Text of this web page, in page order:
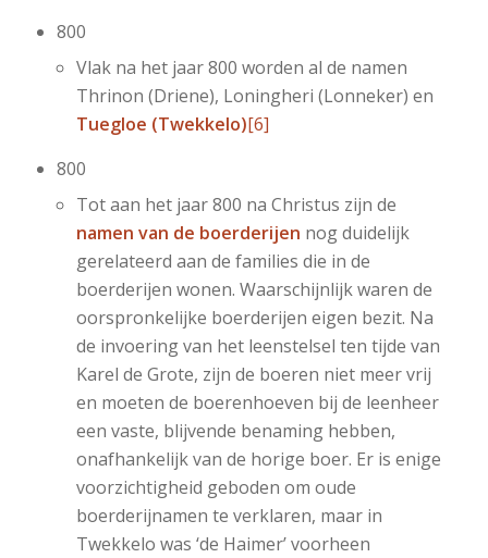
800
Vlak na het jaar 800 worden al de namen
Thrinon (Driene), Loningheri (Lonneker) en
Tuegloe (Twekkelo)[6]
800
Tot aan het jaar 800 na Christus zijn de
namen van de boerderijen nog duidelijk
gerelateerd aan de families die in de
boerderijen wonen. Waarschijnlijk waren de
oorspronkelijke boerderijen eigen bezit. Na
de invoering van het leenstelsel ten tijde van
Karel de Grote, zijn de boeren niet meer vrij
en moeten de boerenhoeven bij de leenheer
een vaste, blijvende benaming hebben,
onafhankelijk van de horige boer. Er is enige
voorzichtigheid geboden om oude
boerderijnamen te verklaren, maar in
Twekkelo was ‘de Haimer’ voorheen